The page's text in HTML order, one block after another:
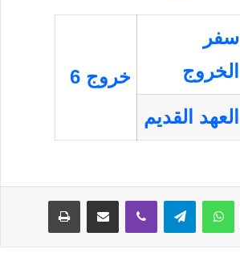
سفر
الخروج
خروج 6
العهد القديم
‫X واتساب تيلقرام ڤايبر